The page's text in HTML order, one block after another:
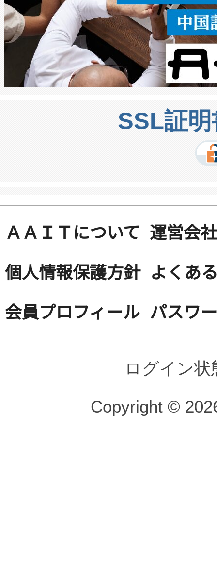
SSL証
ＡＡＩＴについて 運営会社
個人情報保護方針 よくあ
会員プロフィール パスワ
ログイン
Copyright ©